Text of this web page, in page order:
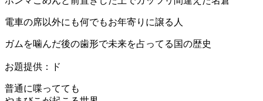
電車の席以外にも何でもお年寄りに譲る人
ガムを噛んだ後の歯形で未来を占ってる国の歴史
お題提供：ド
普通に喋ってても